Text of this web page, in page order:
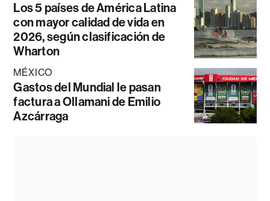
Los 5 países de América Latina
con mayor calidad de vida en
2026, según clasificación de
Wharton
MÉXICO
Gastos del Mundial le pasan
factura a Ollamani de Emilio
Azcárraga